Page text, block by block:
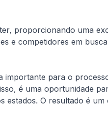
proporcionando uma
e competidores em
para o
é uma oportunidade
O resultado é